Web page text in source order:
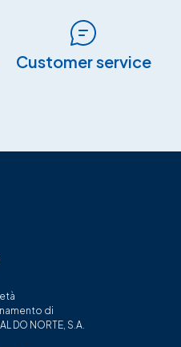
Customer service
di
DO NORTE, S.A.